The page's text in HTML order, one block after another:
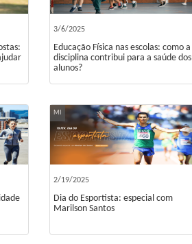
3/6/2025
Educação Física nas escolas: como a
disciplina contribui para a saúde dos
alunos?
MI
2/19/2025
Dia do Esportista: especial com
Marilson Santos